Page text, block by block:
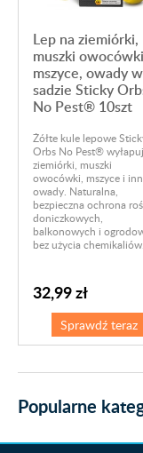
Lep na ziemiórki,
muszki
mszyce, owady w
sadzie Sticky
No Pest® 10szt
Żółte kule lepowe
Orbs No Pest®
ziemiórki, muszki
owocówki, mszyce i
owady. Naturalna,
bezpieczna ochrona
doniczkowych,
balkonowych i
bez użycia chemikaliów.
32,99 zł
Sprawdź teraz
Popularne